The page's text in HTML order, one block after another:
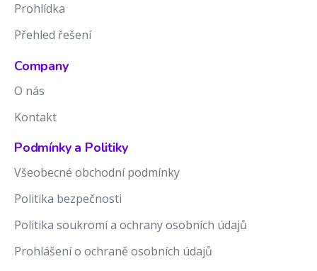
Prohlídka
Přehled řešení
Company
O nás
Kontakt
Podmínky a Politiky
Všeobecné obchodní podmínky
Politika bezpečnosti
Politika soukromí a ochrany osobních údajů
Prohlášení o ochraně osobních údajů